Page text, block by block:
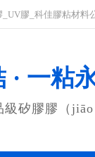
膠_科佳膠粘材料
· 一粘
級矽膠膠（